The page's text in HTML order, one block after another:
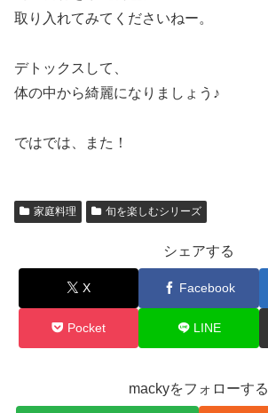
取り入れてみてくださいねー。
デトックスして、
体の中から綺麗になりましょう♪
ではでは、また！
家庭料理 旬を楽しむシリーズ
シェアする
X Facebook
Pocket LINE
mackyをフォローする